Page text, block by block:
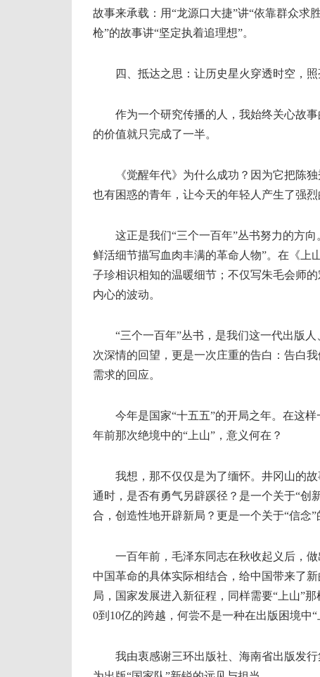
故事来承载：用“龙源口大捷”讲“依靠群众求
枪”的故事讲“坚定执着追理想”。
四、抵达之思：让历史星火穿透时空，照
作为一个研究传播的人，我始终关心故事
的价值就只完成了一半。
《觉醒年代》为什么成功？因为它把陈独
也有困惑的青年，让今天的年轻人产生了强烈
这正是我们“三个一百年”丛书努力的方向
鲜活细节描写血肉丰满的革命人物”。在《上
子珍相识相知的温暖细节；不仅写朱毛会师
内心的波动。
“三个一百年”丛书，是我们这一代出版人
次深情的回望，更是一次庄重的告白：告白
需求的回应。
今年是国家“十五五”的开局之年。在这样
年前那次绝境中的“上山”，意义何在？
我想，那不仅仅是为了缅怀。井冈山的故
通时，是否有勇气另辟蹊径？是一个关于“
合，创造性地开辟新局？更是一个关于“信
一百年前，毛泽东同志在秋收起义后，做
中国革命的具体实际相结合，给中国带来了
局，国家发展进入新征程，同样需要“上山”
0到10亿的跨越，何尝不是一种在出版困境中“
我由衷感谢三环出版社、海南省出版发行